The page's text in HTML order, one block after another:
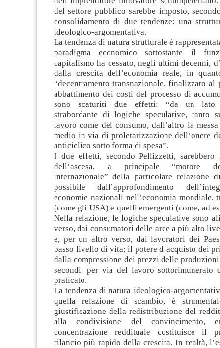
del settore pubblico sarebbe imposto,
consolidamento di due tendenze: una
ideologico-argomentativa.
La tendenza di natura strutturale è
paradigma economico sottostante il
capitalismo ha cessato, negli ultimi decenni,
dalla crescita dell’economia reale, in
“decentramento transnazionale, finalizzato al
abbattimento dei costi del processo di
sono scaturiti due effetti: “da un lato
strabordante di logiche speculative, tanto
lavoro come del consumo, dall’altro la
medio in via di proletarizzazione dell’onere
anticiclico sotto forma di spesa”.
I due effetti, secondo Pellizzetti, sarebbero
dell’ascesa, a principale “motore
internazionale” della particolare relazione
possibile dall’approfondimento
economie nazionali nell’economia mondiale,
(come gli USA) e quelli emergenti (come, ad
Nella relazione, le logiche speculative sono
verso, dai consumatori delle aree a più alto
e, per un altro verso, dai lavoratori dei
basso livello di vita; il potere d’acquisto dei
dalla compressione dei prezzi delle
secondi, per via del lavoro sottorimunerato
praticato.
La tendenza di natura ideologico-
quella relazione di scambio, è
giustificazione della redistribuzione del
alla condivisione del convincimento,
concentrazione reddituale costituisce il
rilancio più rapido della crescita. In realtà,